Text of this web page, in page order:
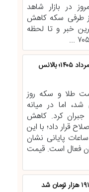
در بازار شاهد
طرفی سکه کاهش
خبر و تا لحظه
پیش ‌بینی قیمت طلا و سکه دوشنبه ۱۲ مرداد ۱۴۰۵؛ بالانس
طلا و سکه روز
اما در میانه
جبران کرد. کاهش
قرار داد؛ با این
پایانی نشان
فعال است. قیمت